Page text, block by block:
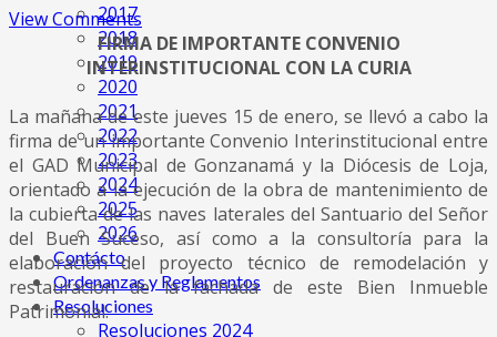
2017
2018
2019
2020
2021
2022
2023
2024
2025
2026
Contácto
Ordenanzas y Reglamentos
Resoluciones
Resoluciones 2024
View Comments
FIRMA DE IMPORTANTE CONVENIO
INTERINSTITUCIONAL CON LA CURIA
La mañana de este jueves 15 de enero, se llevó a cabo la
firma de un importante Convenio Interinstitucional entre
el GAD Municipal de Gonzanamá y la Diócesis de Loja,
orientado a la ejecución de la obra de mantenimiento de
la cubierta de las naves laterales del Santuario del Señor
del Buen Suceso, así como a la consultoría para la
elaboración del proyecto técnico de remodelación y
restauración de la fachada de este Bien Inmueble
Patrimonial.